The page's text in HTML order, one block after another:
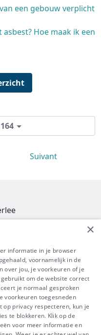
een gebouw verplicht
Hoe maak ik een
Suivant
044
×
informatie in je browser
voornamelijk in de
over jou, je voorkeuren of je
om de website correct
je normaal gesproken
voorkeuren toegesneden
privacy respecteren, kun je
te blokkeren. Klik op de
voor meer informatie en